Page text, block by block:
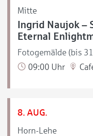
Mitte
Ingrid Naujok –
Eternal
Fotogemälde (bis
09:00 Uhr
8. AUG.
Horn-Lehe